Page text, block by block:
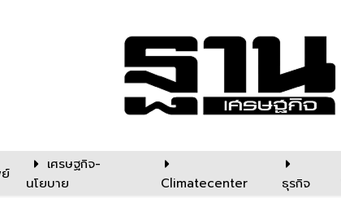
เศรษฐกิจ-
นโยบาย
Climatecenter ธุรกิจ